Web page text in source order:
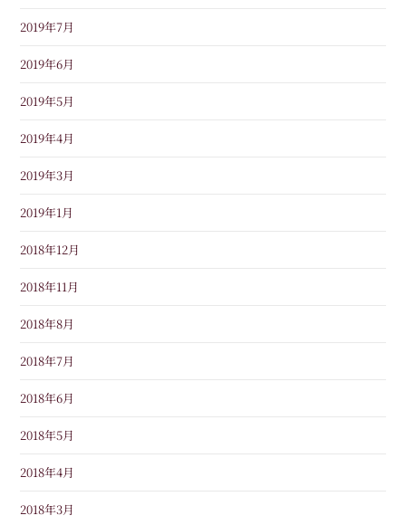
2019年7月
2019年6月
2019年5月
2019年4月
2019年3月
2019年1月
2018年12月
2018年11月
2018年8月
2018年7月
2018年6月
2018年5月
2018年4月
2018年3月